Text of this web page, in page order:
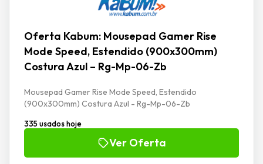
Oferta Kabum: Mousepad Gamer Rise
Mode Speed, Estendido (900x300mm)
Costura Azul – Rg-Mp-06-Zb
Mousepad Gamer Rise Mode Speed, Estendido
(900x300mm) Costura Azul - Rg-Mp-06-Zb
335 usados hoje
Ver Oferta